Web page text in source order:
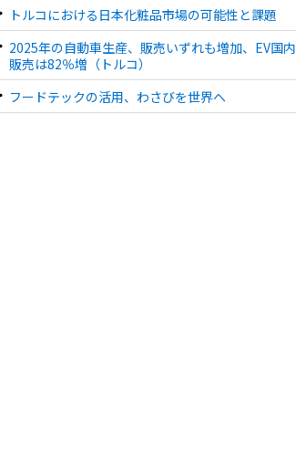
トルコにおける日本化粧品市場の可能性と課題
2025年の自動車生産、販売いずれも増加、EV国内
販売は82％増（トルコ）
フードテックの活用、わさびを世界へ